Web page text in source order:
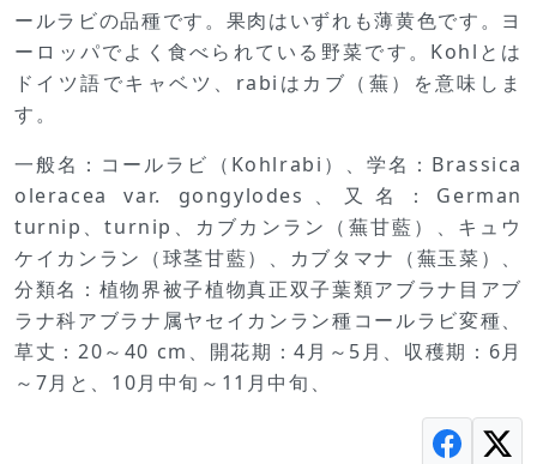
ールラビの品種です。果肉はいずれも薄黄色です。ヨ
ーロッパでよく食べられている野菜です。Kohlとは
ドイツ語でキャベツ、rabiはカブ（蕪）を意味しま
す。
一般名：コールラビ（Kohlrabi）、学名：Brassica
oleracea var. gongylodes、又名：German
turnip、turnip、カブカンラン（蕪甘藍）、キュウ
ケイカンラン（球茎甘藍）、カブタマナ（蕪玉菜）、
分類名：植物界被子植物真正双子葉類アブラナ目アブ
ラナ科アブラナ属ヤセイカンラン種コールラビ変種、
草丈：20～40 cm、開花期：4月～5月、収穫期：6月
～7月と、10月中旬～11月中旬、